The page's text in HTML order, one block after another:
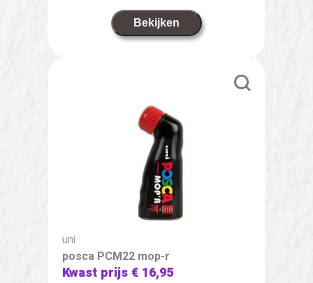
Bekijken
uni
posca PCM22 mop-r
Kwast prijs€ 16,95